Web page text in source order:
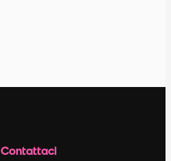
Contattaci